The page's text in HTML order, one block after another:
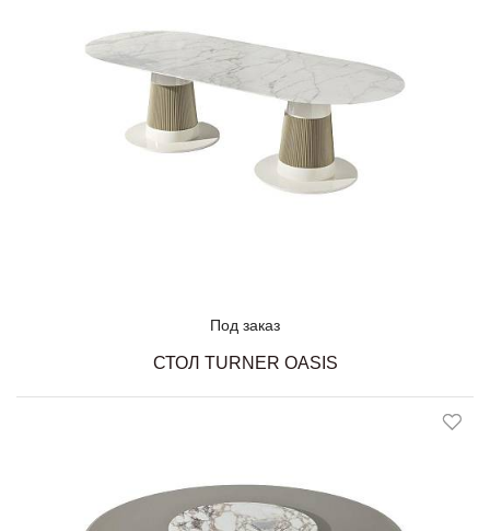
Под заказ
СТОЛ TURNER OASIS